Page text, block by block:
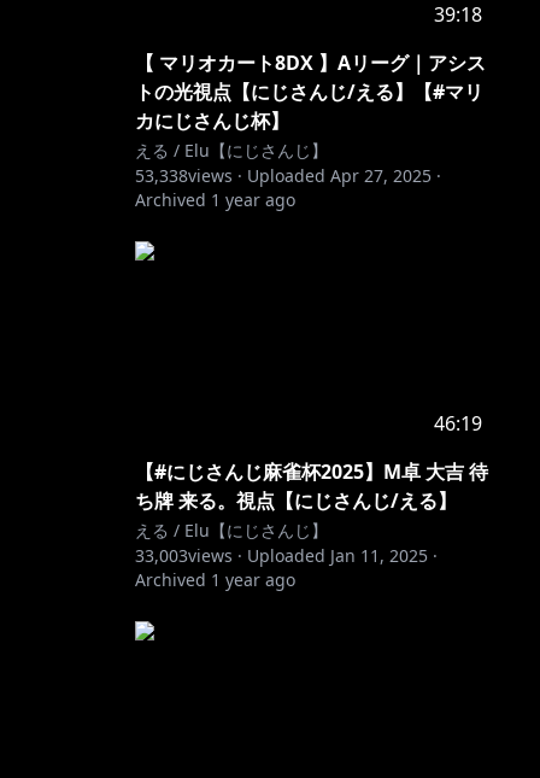
39:18
【 マリオカート8DX 】Aリーグ｜アシス
トの光視点【にじさんじ/える】【#マリ
カにじさんじ杯】
える / Elu【にじさんじ】
53,338views · Uploaded Apr 27, 2025 ·
Archived 1 year ago
46:19
【#にじさんじ麻雀杯2025】M卓 大吉 待
ち牌 来る。視点【にじさんじ/える】
える / Elu【にじさんじ】
33,003views · Uploaded Jan 11, 2025 ·
Archived 1 year ago